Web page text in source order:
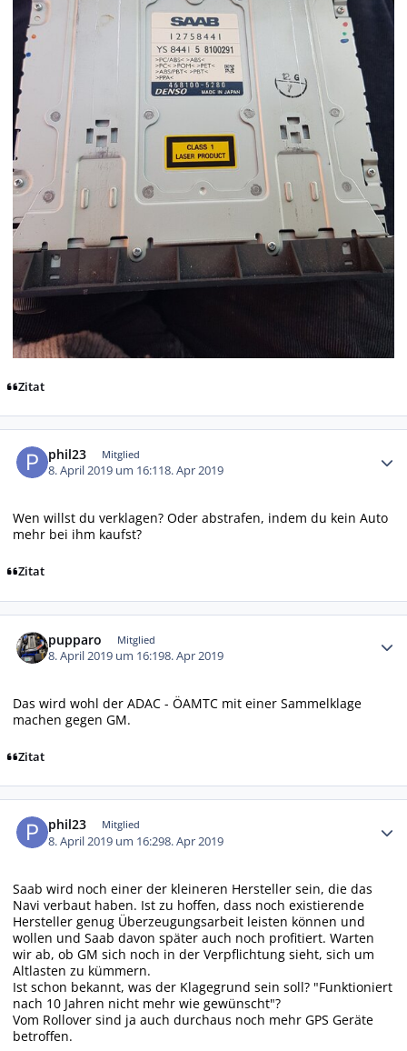
Zitat
phil23 Mitglied
8. April 2019 um 16:118. Apr 2019
Wen willst du verklagen? Oder abstrafen, indem du kein Auto
mehr bei ihm kaufst?
Zitat
pupparo Mitglied
8. April 2019 um 16:198. Apr 2019
Das wird wohl der ADAC - ÖAMTC mit einer Sammelklage
machen gegen GM.
Zitat
phil23 Mitglied
8. April 2019 um 16:298. Apr 2019
Saab wird noch einer der kleineren Hersteller sein, die das
Navi verbaut haben. Ist zu hoffen, dass noch existierende
Hersteller genug Überzeugungsarbeit leisten können und
wollen und Saab davon später auch noch profitiert. Warten
wir ab, ob GM sich noch in der Verpflichtung sieht, sich um
Altlasten zu kümmern.
Ist schon bekannt, was der Klagegrund sein soll? "Funktioniert
nach 10 Jahren nicht mehr wie gewünscht"?
Vom Rollover sind ja auch durchaus noch mehr GPS Geräte
betroffen.